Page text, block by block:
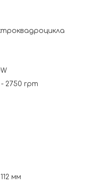
- 2750 rpm
мм